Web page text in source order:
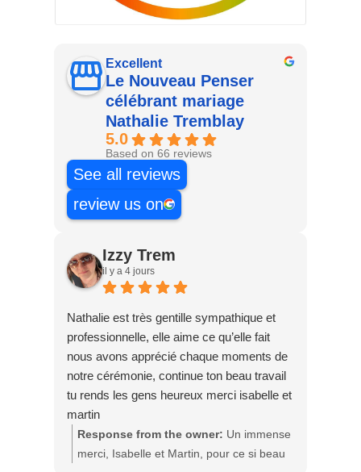
Excellent
Le Nouveau Penser
célébrant mariage
Nathalie Tremblay
5.0
Based on 66 reviews
See all reviews
review us on
Izzy Trem
il y a 4 jours
Nathalie est très gentille sympathique et
professionnelle, elle aime ce qu’elle fait
nous avons apprécié chaque moments de
notre cérémonie, continue ton beau travail
tu rends les gens heureux merci isabelle et
martin
Response from the owner: Un immense
merci, Isabelle et Martin, pour ce si beau